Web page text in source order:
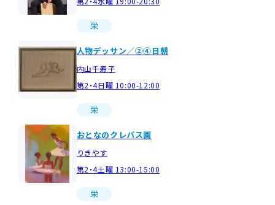
栄
人物デッサン／②④日朝
内山千寿子
第2・4日曜 10:00-12:00
栄
おとなのクレパス画
りきやす
第2・4土曜 13:00-15:00
栄